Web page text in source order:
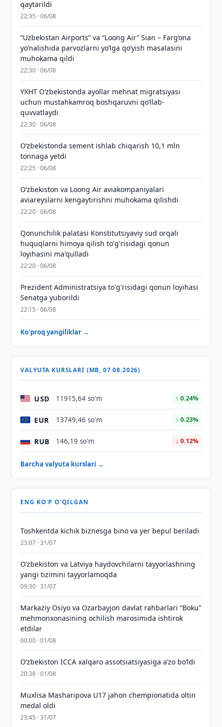
qaytarildi
22:35 · 06/08
“Uzbekistan Airports” va “Loong Air” Sian – Farg‘ona
yo‘nalishida parvozlarni yo‘lga qo‘yish masalasini
muhokama qildi
22:30 · 06/08
YXHT O‘zbekistonda ayollar mehnat migratsiyasi
uchun mustahkamroq boshqaruvni qo‘llab-
quvvatlaydi
22:30 · 06/08
O‘zbekistonda sement ishlab chiqarish 10,1 mln
tonnaga yetdi
22:25 · 06/08
Oʻzbekiston va Loong Air aviakompaniyalari
aviareyslarni kengaytirishni muhokama qilishdi
22:20 · 06/08
Qonunchilik palatasi Konstitutsiyaviy sud orqali
huquqlarni himoya qilish to'g'risidagi qonun
loyihasini ma'qulladi
22:20 · 06/08
Prezident Administratsiya to'g'risidagi qonun loyihasi
Senatga yuborildi
22:15 · 06/08
Ko'proq yangiliklar →
VALYUTA KURSLARI (MB, 07.08.2026)
USD 11915,64 so'm ↑ 0.24%
EUR 13749,46 so'm ↑ 0.23%
RUB 146,19 so'm ↓ 0.12%
Barcha valyuta kurslari →
ENG KO'P O'QILGAN
Toshkentda kichik biznesga bino va yer bepul beriladi
23:07 · 31/07
Oʻzbekiston va Latviya haydovchilarni tayyorlashning
yangi tizimini tayyorlamoqda
09:30 · 31/07
Markaziy Osiyo va Ozarbayjon davlat rahbarlari “Boku”
mehmonxonasining ochilish marosimida ishtirok
etdilar
00:00 · 01/08
O‘zbekiston ICCA xalqaro assotsiatsiyasiga aʼzo bo‘ldi
20:38 · 01/08
Muxlisa Masharipova U17 jahon chempionatida oltin
medal oldi
23:45 · 31/07